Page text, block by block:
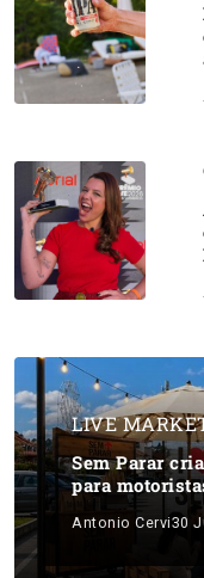
LIVE
Sem Parar
para
Antonio Cervi30